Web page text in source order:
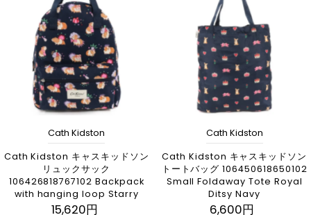
Cath Kidston
Cath Kidston キャスキッドソン
リュックサック
106426818767102 Backpack
with hanging loop Starry
15,620円
Cath Kidston
Cath Kidston キャスキッドソン
トートバッグ 106450618650102
Small Foldaway Tote Royal
Ditsy Navy
6,600円